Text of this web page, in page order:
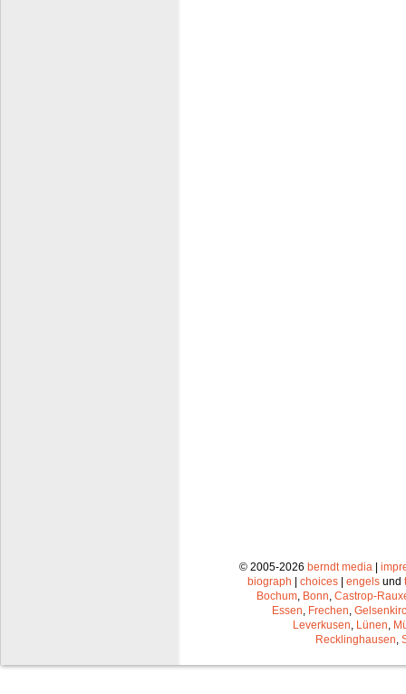
© 2005-2026 berndt media |
biograph | choices | engels und
Bochum Bonn Castrop-
Essen Frechen
Leverkusen Lünen
Recklinghausen